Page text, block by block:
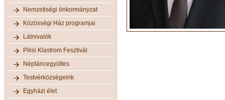
Nemzetiségi önkormányzat
Közösségi Ház programjai
Látnivalók
Pilisi Klastrom Fesztivál
Néptáncegyüttes
Testvérközségeink
Egyházi élet